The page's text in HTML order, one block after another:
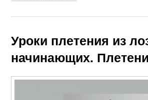
Уроки плетения из
начинающих.